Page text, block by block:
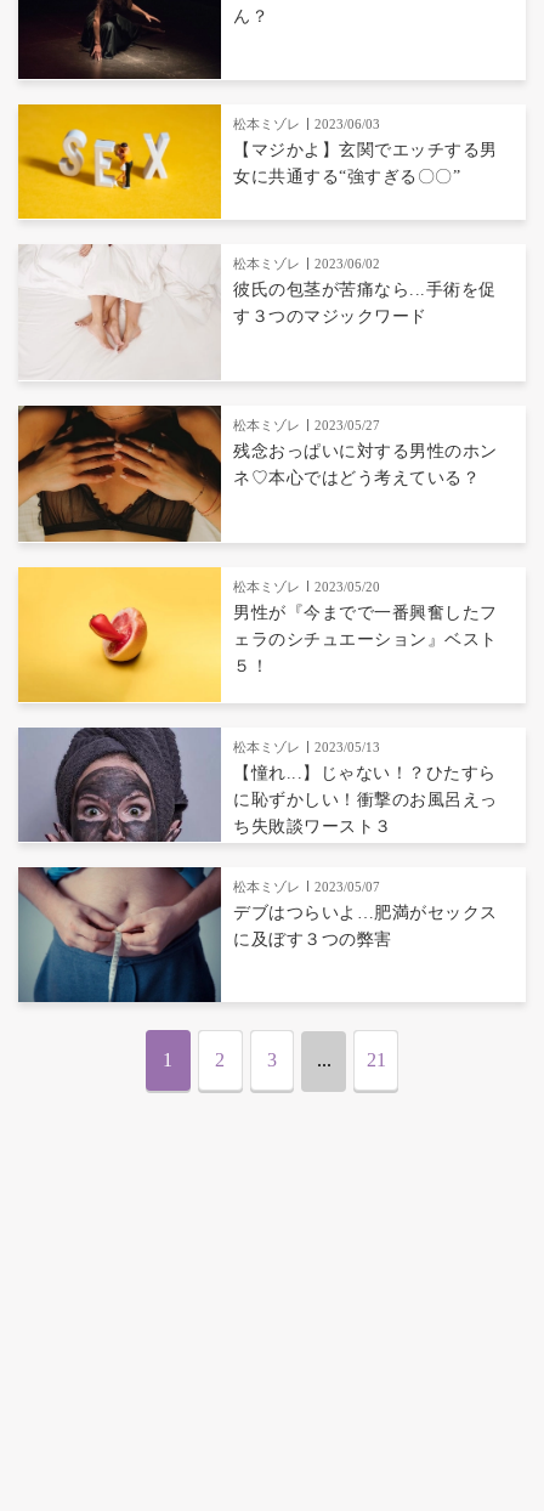
ん？
松本ミゾレ 2023/06/03
【マジかよ】玄関でエッチする男
女に共通する“強すぎる〇〇”
松本ミゾレ 2023/06/02
彼氏の包茎が苦痛なら...手術を促
す３つのマジックワード
松本ミゾレ 2023/05/27
残念おっぱいに対する男性のホン
ネ♡本心ではどう考えている？
松本ミゾレ 2023/05/20
男性が『今までで一番興奮したフ
ェラのシチュエーション』ベスト
５！
松本ミゾレ 2023/05/13
【憧れ...】じゃない！？ひたすら
に恥ずかしい！衝撃のお風呂えっ
ち失敗談ワースト３
松本ミゾレ 2023/05/07
デブはつらいよ…肥満がセックス
に及ぼす３つの弊害
1 2 3 ... 21